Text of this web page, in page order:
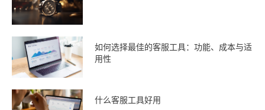
如何选择最佳的客服工具：功能、成本与适
用性
什么客服工具好用